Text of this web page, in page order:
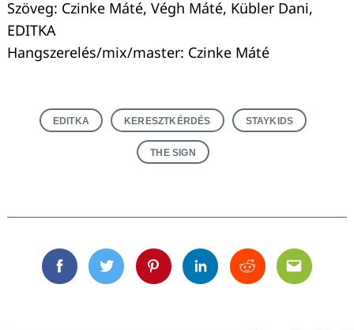
Szöveg: Czinke Máté, Végh Máté, Kübler Dani,
EDITKA
Hangszerelés/mix/master: Czinke Máté
EDITKA KERESZTKÉRDÉS STAYKIDS
THE SIGN
FacebookTwitterPinterestLinkedinRedditEmail